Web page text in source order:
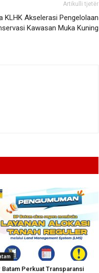
Artikulli tjetër
KLHK Akselerasi Pengelolaan
Kawasan Muka Kuning
Batam Perkuat Transparansi